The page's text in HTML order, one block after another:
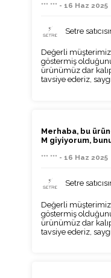
*** *** - 16 Haz 2025
Setre
Değerli
göstermiş
ürünümüz dar
tavsiye ederiz,
Merhaba, bu
M giyiyorum,
*** *** - 16 Haz 2025
Setre
Değerli
göstermiş
ürünümüz dar
tavsiye ederiz,